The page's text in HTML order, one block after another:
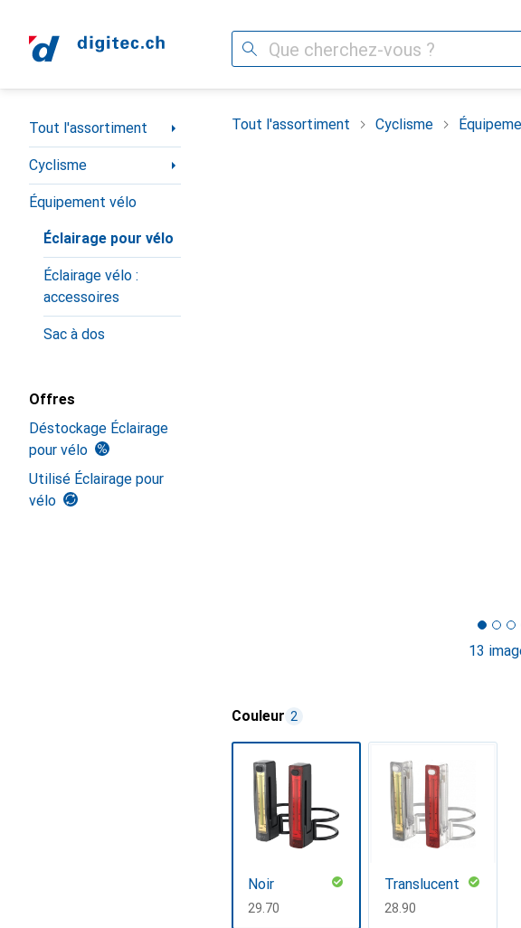
Recherche
Navigation par catégorie
Tout l'assortiment
Cyclisme
Équipement vélo
Éclairage pour vélo
Éclairage vélo :
accessoires
Sac à dos
Offres
Déstockage Éclairage
pour vélo
Utilisé Éclairage pour
vélo
Tout l'assortiment Cyclisme
13
Couleur 2
Noir
CHF
29.70
Translucent
CHF
28.90